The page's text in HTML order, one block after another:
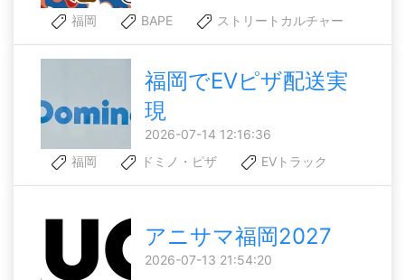
福岡 BAPE ストリートカルチャー
福岡でEVピザ配送実
現
2026-07-14 12:16:36
福岡
ドミノ・ピザ EVトラック
アニサマ福岡2027
2026-07-13 21:54:20